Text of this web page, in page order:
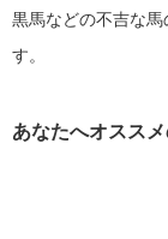
黒馬などの不吉な
す。
あなたへオスス